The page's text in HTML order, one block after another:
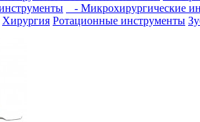
- Микрохирургические
Хирургия Ротационные инструменты